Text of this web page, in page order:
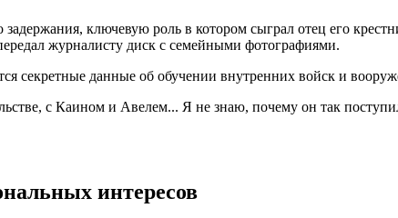
ключевую роль в котором сыграл отец его
журналисту диск с семейными фотографиями.
секретные данные об обучении внутренних войск и
с Каином и Авелем... Я не знаю, почему он так
интересов